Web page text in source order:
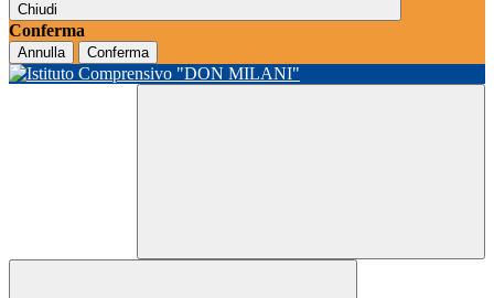
Chiudi
Conferma
Annulla Conferma